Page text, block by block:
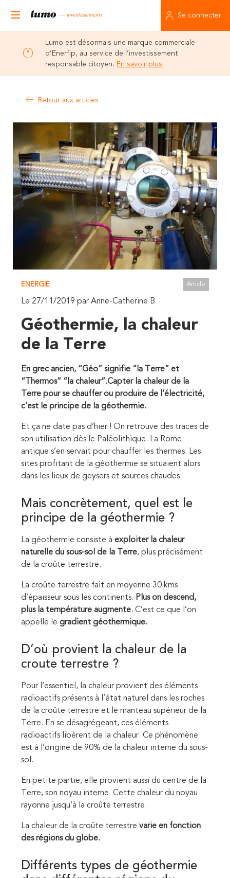
Se connecter
Lumo est désormais une marque commerciale
d’Enerfip, au service de l’investissement
responsable citoyen. En savoir plus
Retour aux articles
ENERGIE Article
Le 27/11/2019 par Anne-Catherine B
Géothermie, la chaleur
de la Terre
En grec ancien, “Géo” signifie “la Terre” et
“Thermos” “la chaleur”.Capter la chaleur de la
Terre pour se chauffer ou produire de l’électricité,
c’est le principe de la géothermie.
Et ça ne date pas d’hier ! On retrouve des traces de
son utilisation dès le Paléolithique. La Rome
antique s’en servait pour chauffer les thermes. Les
sites profitant de la géothermie se situaient alors
dans les lieux de geysers et sources chaudes.
Mais concrètement, quel est le
principe de la géothermie ?
La géothermie consiste à exploiter la chaleur
naturelle du sous-sol de la Terre, plus précisément
de la croûte terrestre.
La croûte terrestre fait en moyenne 30 kms
d’épaisseur sous les continents. Plus on descend,
plus la température augmente. C’est ce que l’on
appelle le gradient géothermique.
D’où provient la chaleur de la
croute terrestre ?
Pour l’essentiel, la chaleur provient des éléments
radioactifs présents à l’état naturel dans les roches
de la croûte terrestre et le manteau supérieur de la
Terre. En se désagrégeant, ces éléments
radioactifs libèrent de la chaleur. Ce phénomène
est à l’origine de 90% de la chaleur interne du sous-
sol.
En petite partie, elle provient aussi du centre de la
Terre, son noyau interne. Cette chaleur du noyau
rayonne jusqu’à la croûte terrestre.
La chaleur de la croûte terrestre varie en fonction
des régions du globe.
Différents types de géothermie